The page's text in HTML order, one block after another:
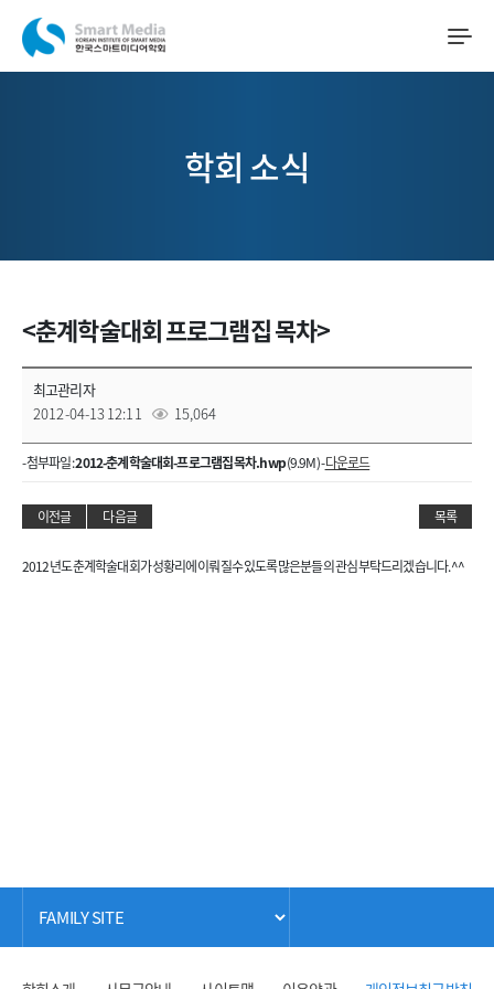
학회 소식
<춘계학술대회 프로그램집 목차>
최고관리자
2012-04-13 12:11
15,064
- 첨부파일 :2012-춘계학술대회-프로그램집 목차.hwp(9.9M) -다운로드
이전글 다음글 목록
2012년도 춘계학술대회가 성황리에 이뤄질수 있도록 많은분들의 관심 부탁드리겠습니다. ^^